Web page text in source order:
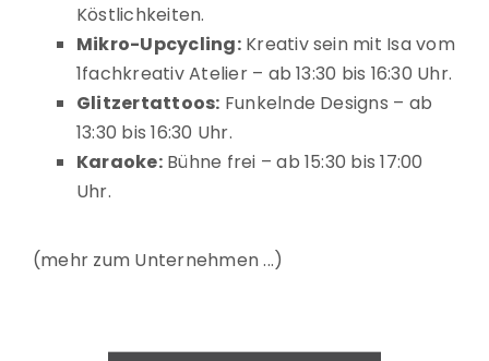
Köstlichkeiten.
Mikro-Upcycling:Kreativ sein mit Isa vom
1fachkreativ Atelier – ab 13:30 bis 16:30 Uhr.
Glitzertattoos: Funkelnde Designs – ab
13:30 bis 16:30 Uhr.
Karaoke:Bühne frei – ab 15:30 bis 17:00
Uhr.
mehr zum Unternehmen